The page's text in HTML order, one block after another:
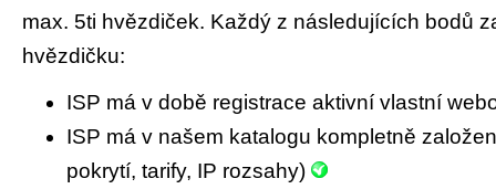
max. 5ti hvězdiček. Každý z následujících bodů
hvězdičku:
ISP má v době registrace aktivní vlastní
ISP má v našem katalogu kompletně
pokrytí, tarify, IP rozsahy)